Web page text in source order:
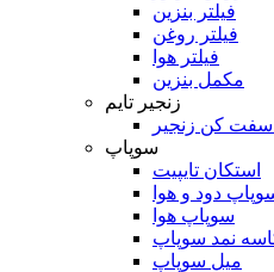
فیلتر بنزین
فیلتر روغن
فیلتر هوا
مکمل بنزین
زنجیر تایم
کن زنجیر
سوپاپ
استکان تایپیت
دود و هوا
سوپاپ هوا
نمد سوپاپ
میل سوپاپ